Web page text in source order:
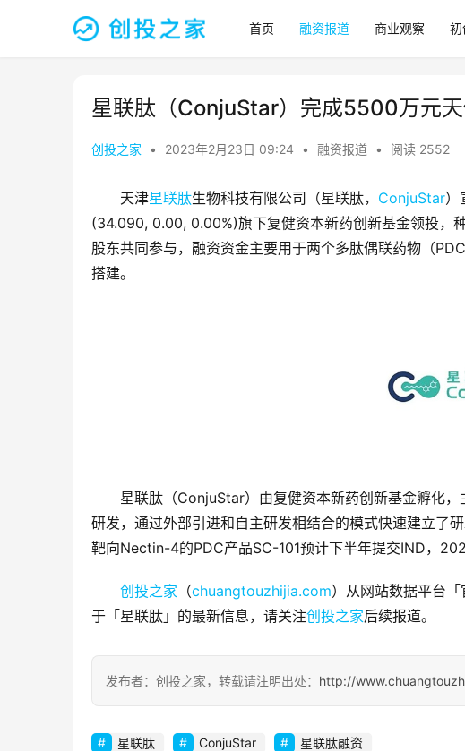
首页 融资报道 商业观察 初
星联肽（ConjuStar）完成5500万元
创投之家 • 2023年2月23日 09:24 • 融资报道 • 阅读 2552
天津星联肽生物科技有限公司（星联肽， ConjuStar）
(34.090, 0.00, 0.00%)旗下复健资本新药创新基金领投，
股东共同参与，融资资金主要用于两个多肽偶联药物（
搭建。
星联肽（ConjuStar）由复健资本新药创新基金孵化
研发，通过外部引进和自主研发相结合的模式快速建立了
靶向Nectin-4的PDC产品SC-101预计下半年提交IND，
创投之家 （chuangtouzhijia.com）从网站数据平台
于「星联肽」的最新信息，请关注创投之家后续报道。
发布者：创投之家，转载请注明出处： http://
星联肽 ConjuStar 星联肽融资